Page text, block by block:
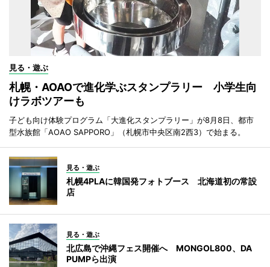
見る・遊ぶ
札幌・AOAOで進化学ぶスタンプラリー 小学生向
けラボツアーも
子ども向け体験プログラム「大進化スタンプラリー」が8月8日、都市
型水族館「AOAO SAPPORO」（札幌市中央区南2西3）で始まる。
見る・遊ぶ
札幌4PLAに韓国発フォトブース 北海道初の常設
店
見る・遊ぶ
北広島で沖縄フェス開催へ MONGOL800、DA
PUMPら出演